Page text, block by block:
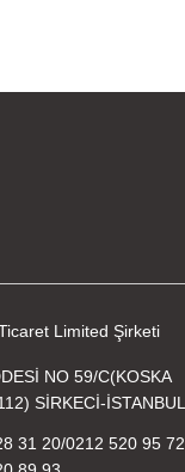
Limited Şirketi
NO 59/C(KOSKA
SİRKECİ-İSTANBUL
31 20/0212 520 95 72